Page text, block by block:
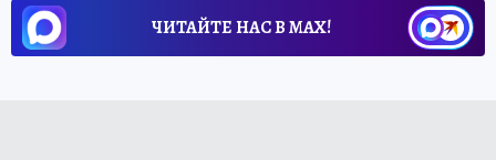
ЧИТАЙТЕ НАС В МАХ!